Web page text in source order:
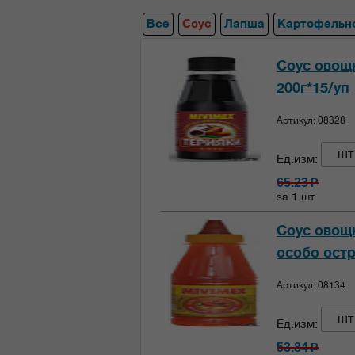
Все Соус Лапша
Соус
200г*15/уп
Артикул: 08328
Ед.изм: шт
65.23c
за 1 шт
Соус
особо
Артикул: 08134
Ед.изм: шт
53.84c